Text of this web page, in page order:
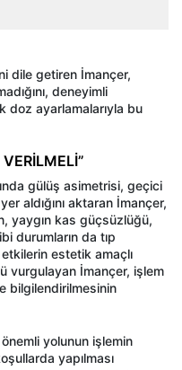
dile getiren İmançer,
deneyimli
doz ayarlamalarıyla bu
gülüş asimetrisi, geçici
aldığını aktaran İmançer,
yaygın kas güçsüzlüğü,
durumların da tıp
estetik amaçlı
vurgulayan İmançer, işlem
bilgilendirilmesinin
yolunun işlemin
yapılması